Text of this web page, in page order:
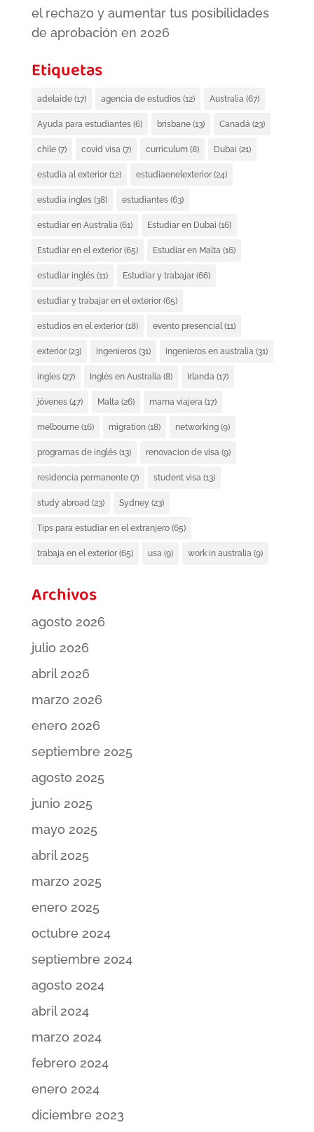
el rechazo y aumentar tus posibilidades
de aprobación en 2026
Etiquetas
adelaide(17) agencia de estudios(12) Australia (67)
Ayuda para estudiantes(6) brisbane(13) Canadá (23)
chile(7) covid visa (7) curriculum(8) Dubai (21)
estudia al exterior(12) estudiaenelexterior(24)
estudia ingles(38) estudiantes(63)
estudiar en Australia (61) Estudiar en Dubai (16)
Estudiar en el exterior(65) Estudiar en Malta (16)
estudiar inglés(11) Estudiar y trabajar(66)
estudiar y trabajar en el exterior(65)
estudios en el exterior(18) evento presencial (11)
exterior(23) ingenieros(31) ingenieros en australia (31)
ingles(27) Inglés en Australia (8) Irlanda (17)
jóvenes(47) Malta (26) mama viajera (17)
melbourne(16) migration(18) networking(9)
programas de inglés(13) renovacion de visa (9)
residencia permanente(7) student visa (13)
study abroad (23) Sydney (23)
Tips para estudiar en el extranjero(65)
trabaja en el exterior(65) usa (9) work in australia (9)
Archivos
agosto 2026
julio 2026
abril 2026
marzo 2026
enero 2026
septiembre 2025
agosto 2025
junio 2025
mayo 2025
abril 2025
marzo 2025
enero 2025
octubre 2024
septiembre 2024
agosto 2024
abril 2024
marzo 2024
febrero 2024
enero 2024
diciembre 2023